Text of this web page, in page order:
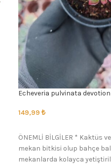
Echeveria pulvinata devotion
149,99 ₺
ÖNEMLİ BİLGİLER * Kaktüs
mekan bitkisi olup bahçe
mekanlarda kolayca